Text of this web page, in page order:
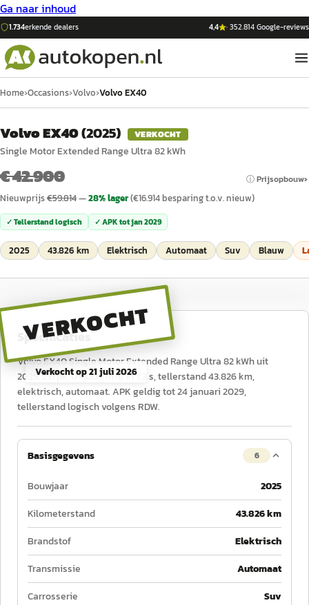
Ga naar inhoud
1.734erkende dealers 4,4 ·352.814Google-reviews
Home›Occasions›Volvo›Volvo EX40
Volvo EX40(2025) VERKOCHT
Single Motor Extended Range Ultra 82 kWh
€ 42.900 ⓘ Prijsopbouw
Nieuwprijs€59.814—28% lager(€16.914besparing t.o.v. nieuw)
✓ Tellerstand logisch ✓ APK totjan 2029
2025 43.826 km Elektrisch Automaat Suv Blauw
VERKOCHT
Verkocht op21 juli 2026
Specificaties
Volvo EX40 Single Motor Extended Range Ultra 82 kWh uit
2025, 251 pk, 0–100 km/u in 7,3 s, tellerstand 43.826 km,
elektrisch, automaat. APK geldig tot 24 januari 2029,
tellerstand logisch volgens RDW.
Basisgegevens 6
Bouwjaar
2025
Kilometerstand
43.826 km
Brandstof
Elektrisch
Transmissie
Automaat
Carrosserie
Suv